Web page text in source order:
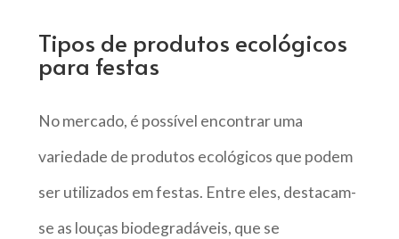
Tipos de produtos ecológicos
para festas
No mercado, é possível encontrar uma
variedade de produtos ecológicos que podem
ser utilizados em festas. Entre eles, destacam-
se as louças biodegradáveis, que se